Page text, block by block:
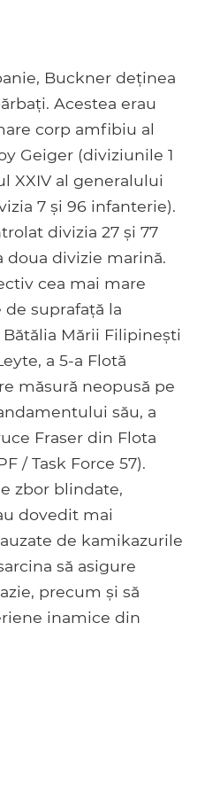
Buckner deținea
Acestea erau
corp amfibiu al
Geiger (diviziunile 1
XXIV al generalului
7 și 96 infanterie).
divizia 27 și 77
doua divizie marină.
cea mai mare
suprafață la
Mării Filipinești
a 5-a Flotă
măsură neopusă pe
său, a
Fraser din Flota
/ Task Force 57).
zbor blindate,
dovedit mai
de kamikazurile
să asigure
precum și să
inamice din